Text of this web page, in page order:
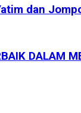
dan
DALAM